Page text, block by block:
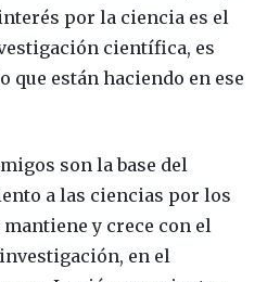
por la ciencia es el
científica, es
que están haciendo en ese
son la base del
a las ciencias por los
mantiene y crece con el
en el